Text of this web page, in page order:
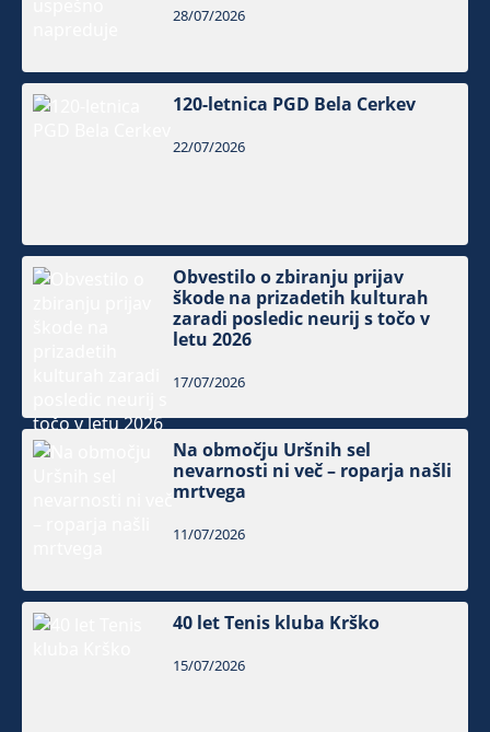
28/07/2026
120-letnica PGD Bela Cerkev
22/07/2026
Obvestilo o zbiranju prijav
škode na prizadetih kulturah
zaradi posledic neurij s točo v
letu 2026
17/07/2026
Na območju Uršnih sel
nevarnosti ni več – roparja našli
mrtvega
11/07/2026
40 let Tenis kluba Krško
15/07/2026